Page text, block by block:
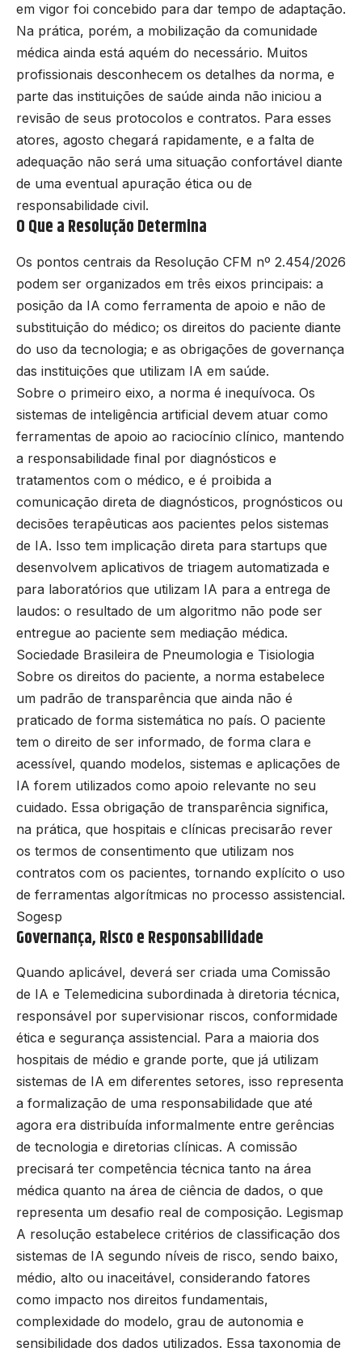
em vigor foi concebido para dar tempo de adaptação.
Na prática, porém, a mobilização da comunidade
médica ainda está aquém do necessário. Muitos
profissionais desconhecem os detalhes da norma, e
parte das instituições de saúde ainda não iniciou a
revisão de seus protocolos e contratos. Para esses
atores, agosto chegará rapidamente, e a falta de
adequação não será uma situação confortável diante
de uma eventual apuração ética ou de
responsabilidade civil.
O Que a Resolução Determina
Os pontos centrais da Resolução CFM nº 2.454/2026
podem ser organizados em três eixos principais: a
posição da IA como ferramenta de apoio e não de
substituição do médico; os direitos do paciente diante
do uso da tecnologia; e as obrigações de governança
das instituições que utilizam IA em saúde.
Sobre o primeiro eixo, a norma é inequívoca. Os
sistemas de inteligência artificial devem atuar como
ferramentas de apoio ao raciocínio clínico, mantendo
a responsabilidade final por diagnósticos e
tratamentos com o médico, e é proibida a
comunicação direta de diagnósticos, prognósticos ou
decisões terapêuticas aos pacientes pelos sistemas
de IA. Isso tem implicação direta para startups que
desenvolvem aplicativos de triagem automatizada e
para laboratórios que utilizam IA para a entrega de
laudos: o resultado de um algoritmo não pode ser
entregue ao paciente sem mediação médica.
Sociedade Brasileira de Pneumologia e Tisiologia
Sobre os direitos do paciente, a norma estabelece
um padrão de transparência que ainda não é
praticado de forma sistemática no país. O paciente
tem o direito de ser informado, de forma clara e
acessível, quando modelos, sistemas e aplicações de
IA forem utilizados como apoio relevante no seu
cuidado. Essa obrigação de transparência significa,
na prática, que hospitais e clínicas precisarão rever
os termos de consentimento que utilizam nos
contratos com os pacientes, tornando explícito o uso
de ferramentas algorítmicas no processo assistencial.
Sogesp
Governança, Risco e Responsabilidade
Quando aplicável, deverá ser criada uma Comissão
de IA e Telemedicina subordinada à diretoria técnica,
responsável por supervisionar riscos, conformidade
ética e segurança assistencial. Para a maioria dos
hospitais de médio e grande porte, que já utilizam
sistemas de IA em diferentes setores, isso representa
a formalização de uma responsabilidade que até
agora era distribuída informalmente entre gerências
de tecnologia e diretorias clínicas. A comissão
precisará ter competência técnica tanto na área
médica quanto na área de ciência de dados, o que
representa um desafio real de composição. Legismap
A resolução estabelece critérios de classificação dos
sistemas de IA segundo níveis de risco, sendo baixo,
médio, alto ou inaceitável, considerando fatores
como impacto nos direitos fundamentais,
complexidade do modelo, grau de autonomia e
sensibilidade dos dados utilizados. Essa taxonomia de